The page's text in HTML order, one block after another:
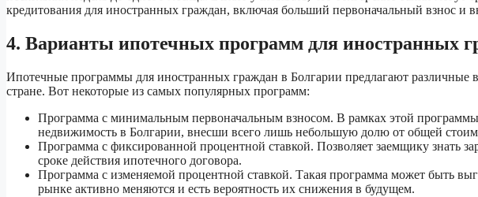
кредитования для иностранных граждан, включая больший первоначальный взнос и
4. Варианты ипотечных программ для иностранных
Ипотечные программы для иностранных граждан в Болгарии предлагают различные
стране. Вот некоторые из самых популярных программ:
Программа с минимальным первоначальным взносом. В рамках этой
недвижимость в Болгарии, внесши всего лишь небольшую долю от общей
Программа с фиксированной процентной ставкой. Позволяет заемщику знать
сроке действия ипотечного договора.
Программа с изменяемой процентной ставкой. Такая программа может быть
рынке активно меняются и есть вероятность их снижения в будущем.